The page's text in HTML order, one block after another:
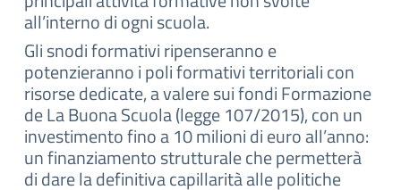
all’interno di ogni scuola.
Gli snodi formativi ripenseranno e
potenzieranno i poli formativi territoriali con
risorse dedicate, a valere sui fondi Formazione
de La Buona Scuola (legge 107/2015), con un
investimento fino a 10 milioni di euro all’anno:
un finanziamento strutturale che permetterà
di dare la definitiva capillarità alle politiche